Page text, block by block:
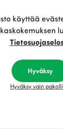
käyttää
Hyväksy
Hyväksy vain